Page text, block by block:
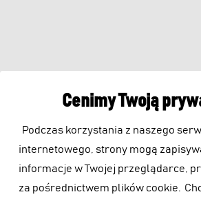
Cenimy Twoją
Podczas korzystania z naszego
internetowego, strony mogą
informacje w Twojej przeglądarce,
za pośrednictwem plików cookie.